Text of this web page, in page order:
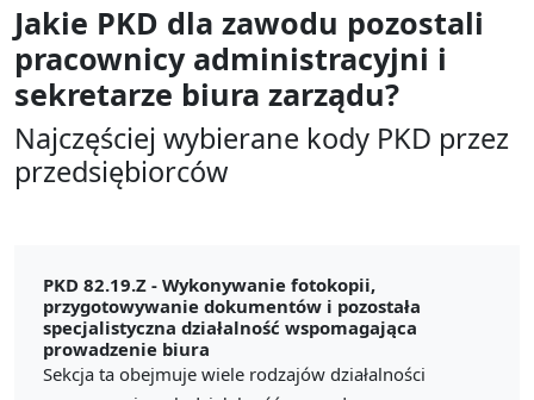
Jakie PKD dla zawodu pozostali
pracownicy administracyjni i
sekretarze biura zarządu?
Najczęściej wybierane kody PKD przez
przedsiębiorców
PKD 82.19.Z - Wykonywanie fotokopii,
przygotowywanie dokumentów i pozostała
specjalistyczna działalność wspomagająca
prowadzenie biura
Sekcja ta obejmuje wiele rodzajów działalności